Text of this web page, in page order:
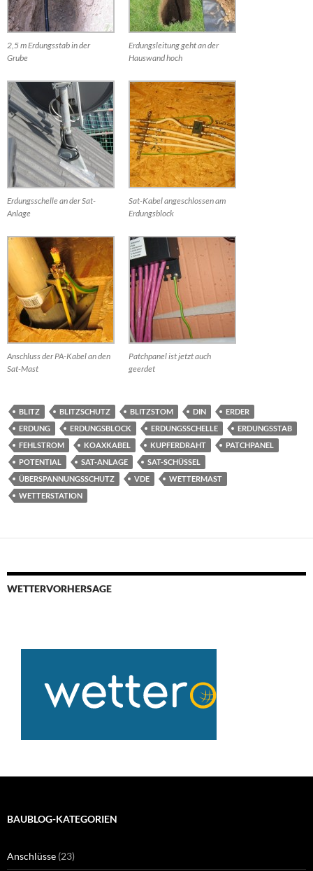
2,5 m Erdungsstab in der
Grube
Erdungsleitung geht an der
Hauswand hoch
Erdungsschelle an der Sat-
Anlage
Sat-Kabel angeschlossen am
Erdungsblock
Anschluss der PA-Kabel an den
Sat-Mast
Patchpanel ist jetzt auch
geerdet
BLITZ BLITZSCHUTZ BLITZSTOM DIN
ERDER
ERDUNG
ERDUNGSBLOCK ERDUNGSSCHELLE
ERDUNGSSTAB
FEHLSTROM
KOAXKABEL KUPFERDRAHT
PATCHPANEL
POTENTIAL
SAT-ANLAGE
SAT-SCHÜSSEL
ÜBERSPANNUNGSSCHUTZ
VDE
WETTERMAST
WETTERSTATION
WETTERVORHERSAGE
BAUBLOG-KATEGORIEN
Anschlüsse (23)